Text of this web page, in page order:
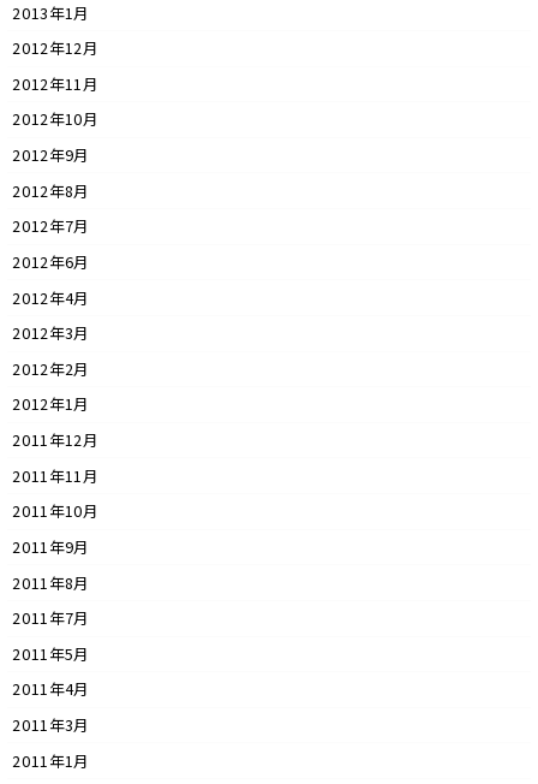
2013年1月
2012年12月
2012年11月
2012年10月
2012年9月
2012年8月
2012年7月
2012年6月
2012年4月
2012年3月
2012年2月
2012年1月
2011年12月
2011年11月
2011年10月
2011年9月
2011年8月
2011年7月
2011年5月
2011年4月
2011年3月
2011年1月